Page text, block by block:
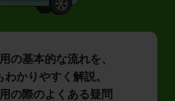
の基本的な流れを、
かりやすく解説。
の際のよくある疑問